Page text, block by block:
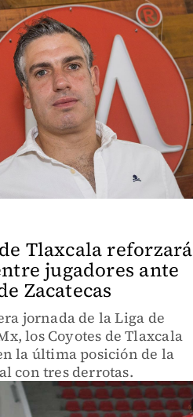
Tlaxcala reforzará
jugadores ante
Zacatecas
jornada de la Liga de
los Coyotes de Tlaxcala
la última posición de la
con tres derrotas.